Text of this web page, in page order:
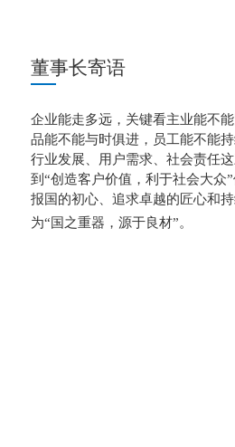
董事长寄语
企业能走多远，关键看主业能不
品能不能与时俱进，员工能不能
行业发展、用户需求、社会责任
到“创造客户价值，利于社会大众
报国的初心、追求卓越的匠心和
为“国之重器，源于良材”。